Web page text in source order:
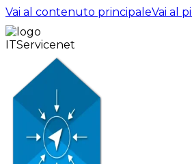
Vai al contenuto principaleVai al